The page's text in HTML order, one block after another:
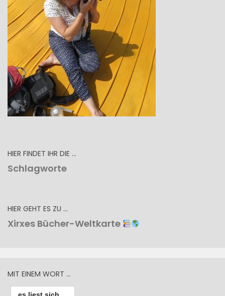
HIER FINDET IHR DIE …
Schlagworte
HIER GEHT ES ZU …
Xirxes Bücher-Weltkarte
MIT EINEM WORT …
es liest sich ...